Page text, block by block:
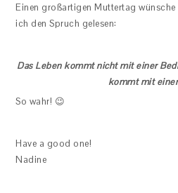
Einen großartigen Muttertag
ich den Spruch gelesen:
Das Leben kommt nicht mit einer
kommt mit
So wahr! 😉
Have a good one!
Nadine